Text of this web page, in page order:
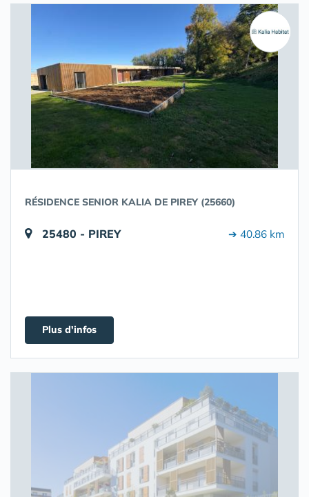
RÉSIDENCE SENIOR KALIA DE PIREY (25660)
25480 - PIREY ➔ 40.86 km
Plus d'infos